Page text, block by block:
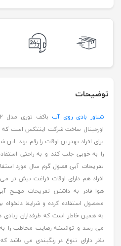
توضیحات
شناور بادی روی آب
اورجینال ساخت شرکت اینتکس است که
برای افراد بهترین اوقات را رقم بزند.
را به خوبی جلب کند و به راحتی
تفریحات آبی فصول گرم سال مورد
افراد هم دارای اوقات فراغت بیش تر
هوا قادر به داشتن تفریحات مهیج
محصول استفاده کرده و شرایط دلخواه
به همین خاطر است که طرفداران
می رسد و توانسته رضایت مخاطب را
نظر دارای تنوع در رنگبندی می باشد